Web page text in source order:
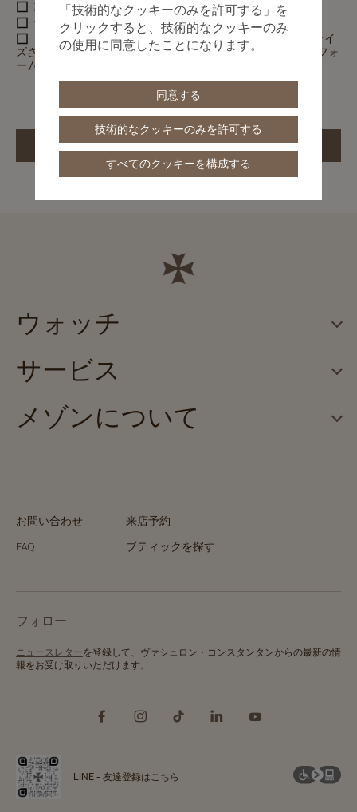
郵送による連絡可
音声/電話による連絡可
ソーシャルコミュニケーションによる連絡可（パーソナライ
ズされたテキスト、音声コミュニケーション、広告プラットフォ
ームなど）
お問い合わせ
来店予約
FAQ
ブティックを探す
フォロー
ニュースレターを登録して、ヴァシュロン・コンスタンタンからの最新の情
報をお受け取りいただけます。
LINE - 友達登録はこちら
ウォッチ
サービス
メゾンについて
「技術的なクッキーのみを許可する」を
クリックすると、技術的なクッキーのみ
の使用に同意したことになります。
同意する
技術的なクッキーのみを許可する
すべてのクッキーを構成する